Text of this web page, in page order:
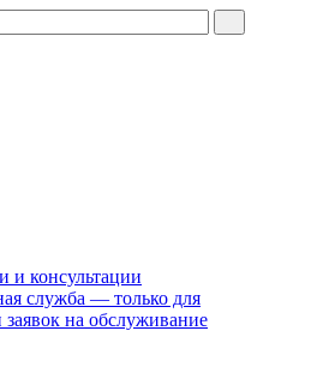
и консультации
служба — только для
на обслуживание